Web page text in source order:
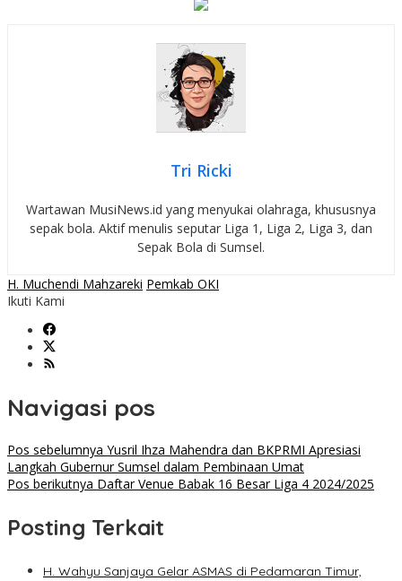
Tri Ricki
Wartawan MusiNews.id yang menyukai olahraga, khususnya
sepak bola. Aktif menulis seputar Liga 1, Liga 2, Liga 3, dan
Sepak Bola di Sumsel.
H. Muchendi Mahzareki Pemkab OKI
Ikuti Kami
Navigasi pos
Pos sebelumnya Yusril Ihza Mahendra dan BKPRMI Apresiasi
Langkah Gubernur Sumsel dalam Pembinaan Umat
Pos berikutnya Daftar Venue Babak 16 Besar Liga 4 2024/2025
Posting Terkait
H. Wahyu Sanjaya Gelar ASMAS di Pedamaran Timur,